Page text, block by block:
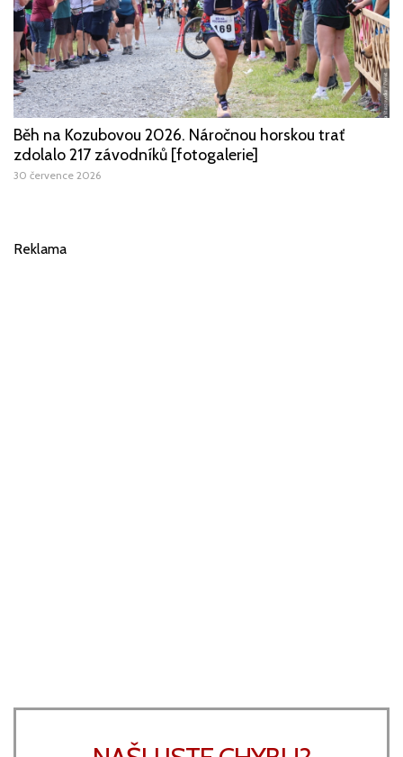
Běh na Kozubovou 2026. Náročnou horskou trať
zdolalo 217 závodníků [fotogalerie]
30 července 2026
Reklama